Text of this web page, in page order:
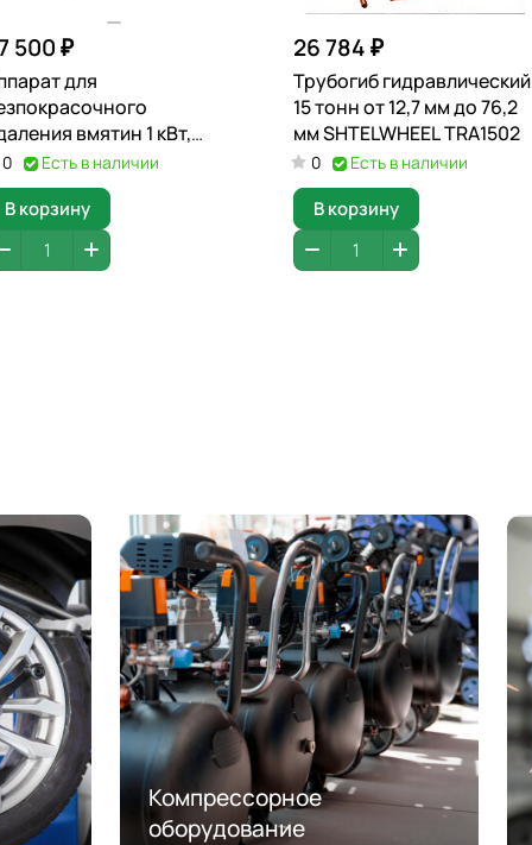
500 ₽
для
вмятин 1 кВт,
В SHTELWHEEL PDR-
0 Есть в наличии
В корзину
26 784 ₽
Трубогиб гидравлический
15 тонн от 12,7 мм до 76,2
мм SHTELWHEEL TRA1502
0 Есть в наличии
В корзину
Компрессорное
оборудование